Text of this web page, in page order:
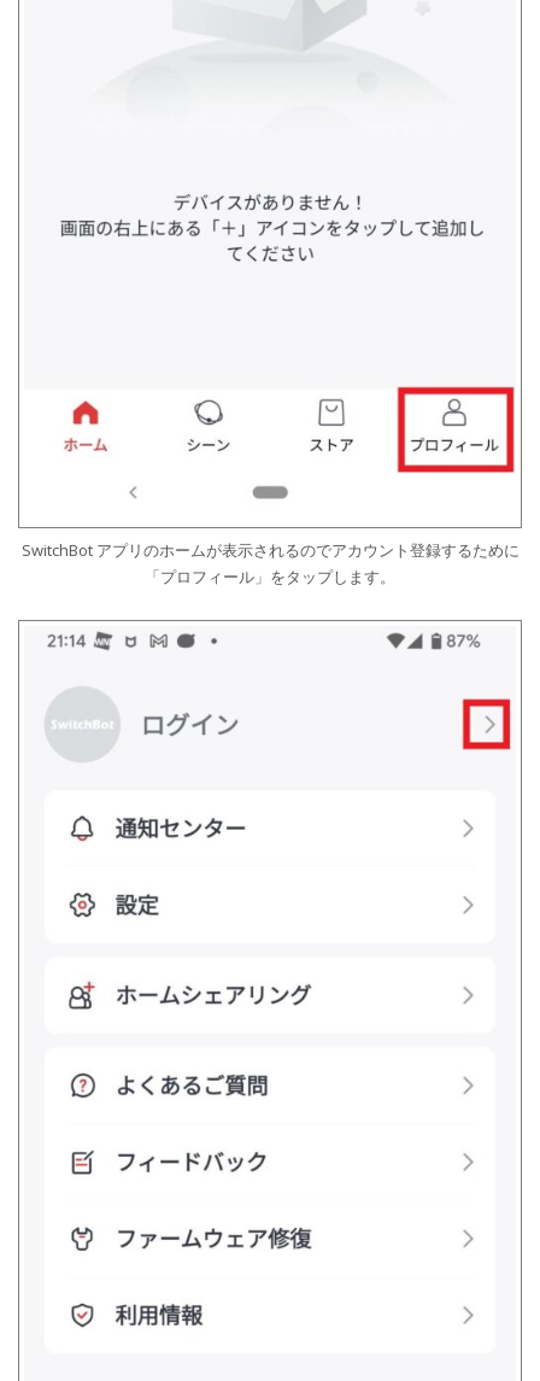
SwitchBot アプリのホームが表示されるのでアカウント登録するために
「プロフィール」をタップします。